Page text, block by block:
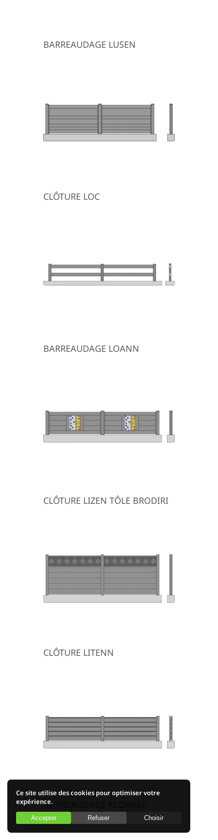
BARREAUDAGE LUSEN
CLÔTURE LOC
BARREAUDAGE LOANN
CLÔTURE LIZEN TÔLE BRODIRI
CLÔTURE LITENN
BARREAUDAGE KLOAREC
Ce site utilise des cookies pour optimiser votre
expérience.
Accepter Refuser Choisir